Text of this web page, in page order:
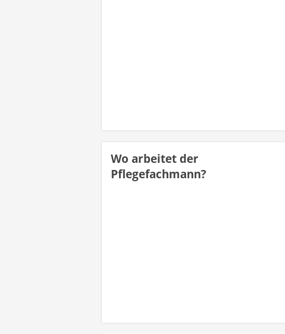
Wo arbeitet der
Pflegefachmann?